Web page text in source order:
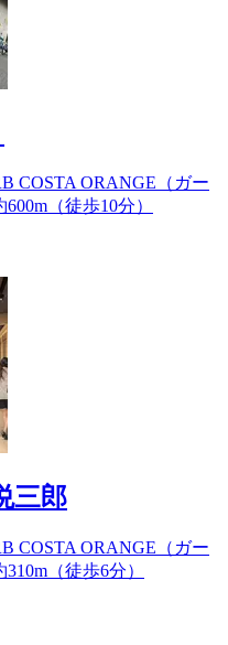
COSTA ORANGE（ガー
600m （徒歩10分）
三郎
COSTA ORANGE（ガー
310m （徒歩6分）